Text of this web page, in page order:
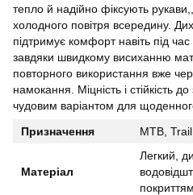
тепло й надійно фіксують
холодного повітря всередину.
підтримує комфорт навіть під
завдяки швидкому висиханню
повторного використання вже
намокання. Міцність і стійкість
чудовим варіантом для
Призначення
MTB,
Матеріал
Легкий,
покриттям